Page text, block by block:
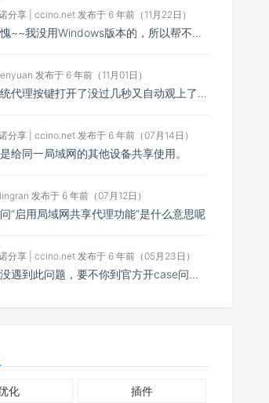
分享 | ccino.net 发布于 6 年前（11月22日）
惭愧~~我没用Windows版本的，所以帮不了你~~
发布于 6 年前（11月01日）
系统代理按键打开了没过几秒又自动观上了，导致一直打开不了，是什么问题呢？感谢大佬，请帮帮忙！谢谢！
分享 | ccino.net 发布于 6 年前（07月14日）
给同一局域网的其他设备共享使用。
发布于 6 年前（07月12日）
“启用局域网共享代理功能”是什么意思呢
分享 | ccino.net 发布于 6 年前（05月23日）
我没遇到此问题，要不你到官方开case问问看？
化 插件